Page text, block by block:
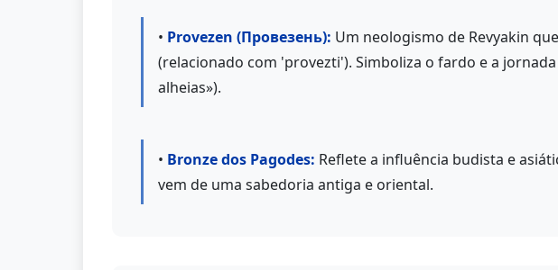
• Provezen (Провезень): Um neologismo de Revyakin
(relacionado com 'provezti'). Simboliza o fardo e a
alheias»).
• Bronze dos Pagodes: Reflete a influência budista e
vem de uma sabedoria antiga e oriental.